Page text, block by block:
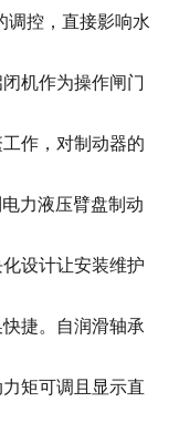
调控，直接影响水
机作为操作闸门
作，对制动器的
力液压臂盘制动
设计让安装维护
捷。自润滑轴承
矩可调且显示直